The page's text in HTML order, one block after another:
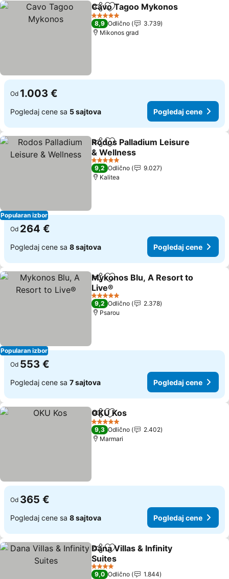
Deli Dodati u favorite
Cavo Tagoo Mykonos
5 Zvezdice
8,9 Odlično
3.739
Mikonos grad
Od 1.003 €
Pogledaj cene sa 5 sajtova Pogledaj cene
Popularan izbor
Deli Dodati u favorite
Rodos Palladium Leisure
& Wellness
5 Zvezdice
9,2 Odlično
9.027
Kalitea
Od 264 €
Pogledaj cene sa 8 sajtova Pogledaj cene
Popularan izbor
Deli Dodati u favorite
Mykonos Blu, A Resort to
Live®
5 Zvezdice
9,2 Odlično
2.378
Psarou
Od 553 €
Pogledaj cene sa 7 sajtova Pogledaj cene
Deli Dodati u favorite
OKU Kos
5 Zvezdice
9,3 Odlično
2.402
Marmari
Od 365 €
Pogledaj cene sa 8 sajtova Pogledaj cene
Deli Dodati u favorite
Dana Villas & Infinity
Suites
4 Zvezdice
9,0 Odlično 1.844